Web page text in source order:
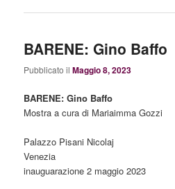
BARENE: Gino Baffo
Pubblicato ilMaggio 8, 2023
BARENE: Gino Baffo
Mostra a cura di Mariaimma Gozzi
Palazzo Pisani Nicolaj
Venezia
inauguarazione 2 maggio 2023